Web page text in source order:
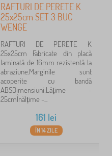
RAFTURI DE PERETE K
25x25cm SET 3 BUC
WENGE
RAFTURI DE PERETE K
25x25cm Fabricate din placă
laminată de 16mm rezistentă la
abraziune.Marginile sunt
acoperite cu bandă
ABSDimensiuni:Lățime -
25cmÎnălțime -...
161 lei
ÎN 14 ZILE